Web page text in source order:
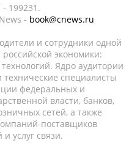
199231.
- book@cnews.ru
и сотрудники одной
экономики:
Ядро аудитории
специалисты
федеральных и
власти, банков,
сетей, а также
поставщиков
услуг связи.